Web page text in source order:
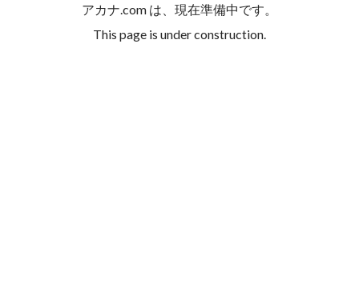
アカナ.com は、現在準備中です。
This page is under construction.